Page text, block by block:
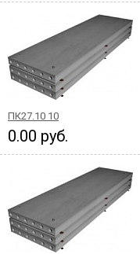
ПК27.10 10
0.00 руб.